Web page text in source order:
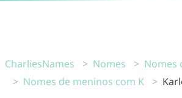
CharliesNames Nomes
Nomes
Nomes de meninos com K